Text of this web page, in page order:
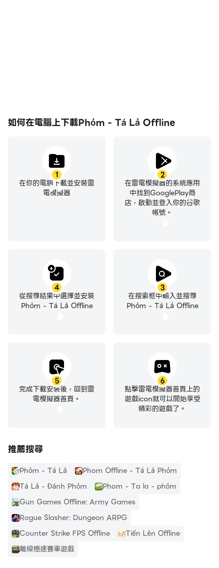
Tải Phỏm - Tá Lả Offline ngay hôm nay nhé!
tạo ra sân chơi mô phỏng game bài Phỏm (Tá Lả),
giúp người chơi giải trí và nâng cao kỹ năng, do đó
trò chơi không có bất kì giao dịch tiền hoặc đổi
thưởng nào trong game của chúng tôi.
如何在電腦上下載Phỏm - Tá Lả Offline
1
在你的電腦下載並安裝雷
電模擬器
2
在雷電模擬器的系統應用
中找到GooglePlay商
店，啟動並登入你的谷歌
帳號。
3
在搜索框中輸入並搜尋
Phỏm - Tá Lả Offline
4
從搜尋結果中選擇並安裝
Phỏm - Tá Lả Offline
5
完成下載安裝後，回到雷
電模擬器首頁。
6
點擊雷電模擬器首頁上的
遊戲icon就可以開始享受
精彩的遊戲了。
推薦搜尋
Phỏm - Tá Lả
Phom Offline - Tá Lả Phỏm
Tá Lả - Đánh Phỏm
Phom - Ta la - phỏm
Gun Games Offline: Army Games
Rogue Slasher: Dungeon ARPG
Counter Strike FPS Offline
Tiến Lên Offline
離線極速賽車遊戲